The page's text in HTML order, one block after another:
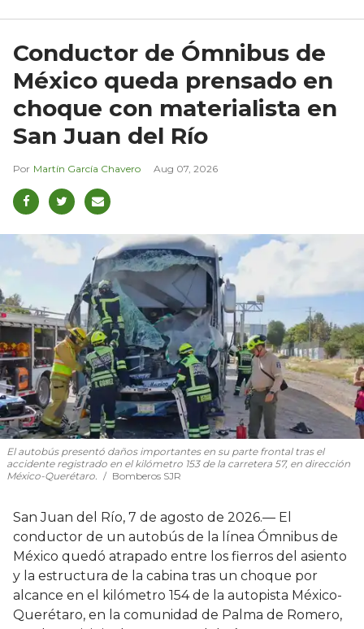
Conductor de Ómnibus de
México queda prensado en
choque con materialista en
San Juan del Río
Martín García Chavero Aug 07, 2026
El autobús presentó daños importantes en su parte frontal tras el
accidente registrado en el kilómetro 153 de la carretera 57, en dirección
México-Querétaro.
Bomberos SJR
San Juan del Río, 7 de agosto de 2026.— El
conductor de un autobús de la línea Ómnibus de
México quedó atrapado entre los fierros del asiento
y la estructura de la cabina tras un choque por
alcance en el kilómetro 154 de la autopista México-
Querétaro, en la comunidad de Palma de Romero,